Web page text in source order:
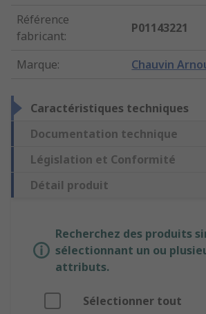
Référence
fabricant:
P01143221
Marque: Chauvin
Caractéristiques techniques
Documentation technique
Législation et Conformité
Détail produit
Recherchez des produits
sélectionnant un ou
attributs.
Sélectionner tout